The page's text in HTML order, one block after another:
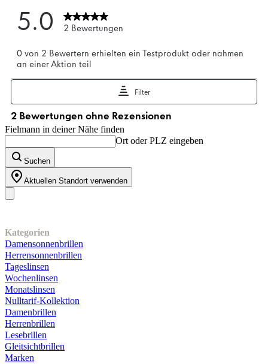
Fielmann in deiner Nähe finden
Ort oder PLZ eingeben
Suchen
Aktuellen Standort verwenden
Kategorien
Damensonnenbrillen
Herrensonnenbrillen
Tageslinsen
Wochenlinsen
Monatslinsen
Nulltarif-Kollektion
Damenbrillen
Herrenbrillen
Lesebrillen
Gleitsichtbrillen
Marken